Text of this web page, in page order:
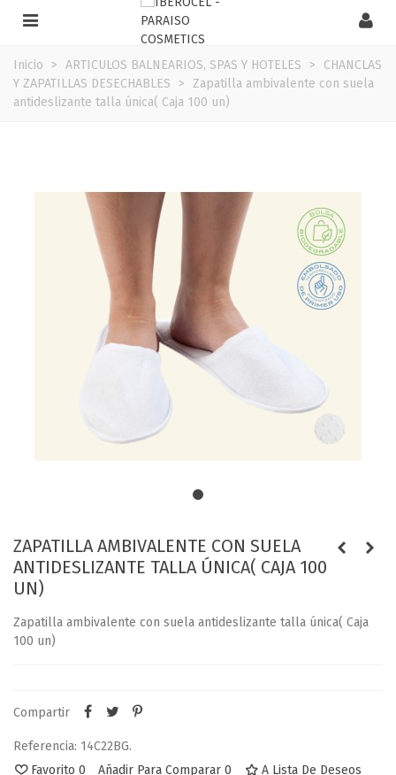
Inicio > ARTICULOS BALNEARIOS, SPAS Y HOTELES >
CHANCLAS
Y ZAPATILLAS DESECHABLES > Zapatilla ambivalente con suela
antideslizante talla única( Caja 100 un)
ZAPATILLA AMBIVALENTE CON SUELA
ANTIDESLIZANTE TALLA ÚNICA( CAJA 100
UN)
Zapatilla ambivalente con suela antideslizante talla única( Caja
100 un)
Compartir
Referencia: 14C22BG.
Favorito 0 Añadir Para Comparar 0 A Lista De Deseos